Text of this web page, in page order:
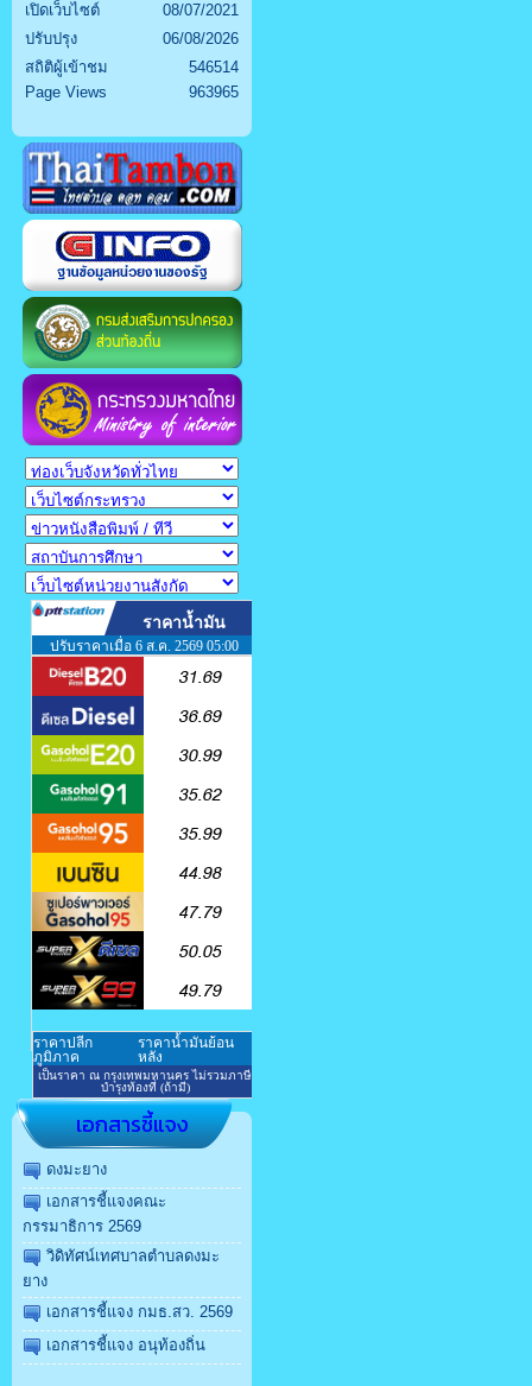
เปิดเว็บไซต์
08/07/2021
ปรับปรุง
06/08/2026
สถิติผู้เข้าชม
546514
Page Views
963965
เอกสารชี้แจง
ดงมะยาง
เอกสารชี้แจงคณะ
กรรมาธิการ 2569
วิดิทัศน์เทศบาลตำบลดงมะ
ยาง
เอกสารชี้แจง กมธ.สว. 2569
เอกสารชี้แจง อนุท้องถิ่น